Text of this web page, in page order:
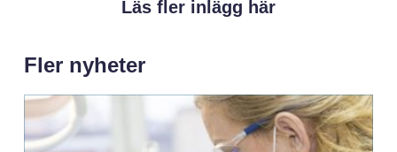
Läs fler inlägg här
Fler nyheter